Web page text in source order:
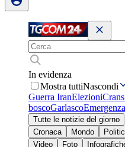
In evidenza
Mostra tuttiNascondi
Guerra IranElezioni
boscoGarlasco
Tutte le notizie del giorno
Cronaca
Mondo
Video
Foto